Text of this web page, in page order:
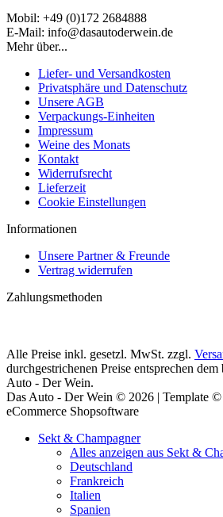
Mobil: +49 (0)172 2684888
E-Mail: info@dasautoderwein.de
Mehr über...
Liefer- und Versandkosten
Privatsphäre und Datenschutz
Unsere AGB
Verpackungs-Einheiten
Impressum
Weine des Monats
Kontakt
Widerrufsrecht
Lieferzeit
Cookie Einstellungen
Informationen
Unsere Partner & Freunde
Vertrag widerrufen
Zahlungsmethoden
Alle Preise inkl. gesetzl. MwSt. zzgl.
durchgestrichenen Preise entsprechen
Auto - Der Wein.
Das Auto - Der Wein © 2026 | Template
eCommerce Shopsoftware
Sekt & Champagner
Alles anzeigen aus Sekt &
Deutschland
Frankreich
Italien
Spanien